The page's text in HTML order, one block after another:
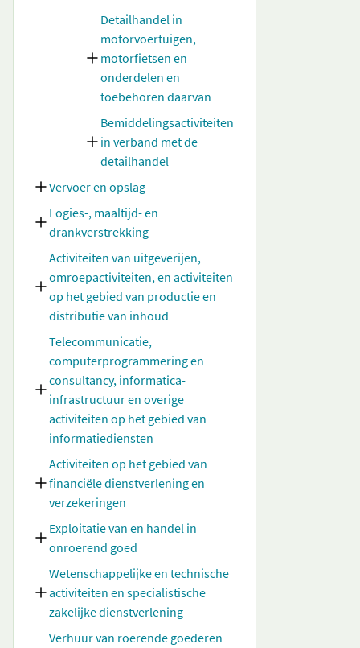
Detailhandel in
motorvoertuigen,
motorfietsen en
onderdelen en
toebehoren daarvan
Bemiddelingsactiviteiten
in verband met de
detailhandel
Vervoer en opslag
Logies-, maaltijd- en
drankverstrekking
Activiteiten van uitgeverijen,
omroepactiviteiten, en activiteiten
op het gebied van productie en
distributie van inhoud
Telecommunicatie,
computerprogrammering en
consultancy, informatica-
infrastructuur en overige
activiteiten op het gebied van
informatiediensten
Activiteiten op het gebied van
financiële dienstverlening en
verzekeringen
Exploitatie van en handel in
onroerend goed
Wetenschappelijke en technische
activiteiten en specialistische
zakelijke dienstverlening
Verhuur van roerende goederen